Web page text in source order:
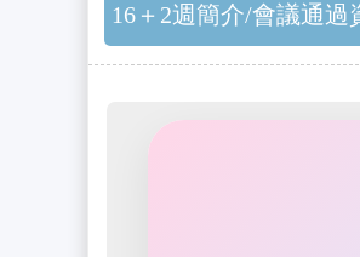
16＋2週簡介/會議通過